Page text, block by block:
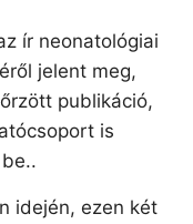
ír neonatológiai
jelent meg,
publikáció,
is
idején, ezen két